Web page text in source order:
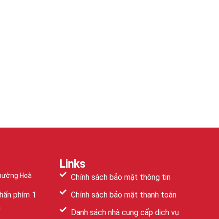
Hoà
phím 1
Links
Chính sách bảo mật thông tin
Chính sách bảo mật thanh toán
Danh sách nhà cung cấp dịch vụ